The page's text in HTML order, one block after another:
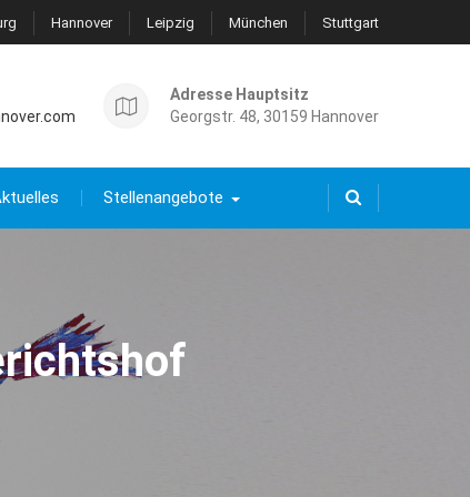
Hannover Leipzig München Stuttgart
Adresse Hauptsitz
Georgstr. 48, 30159 Hannover
Stellenangebote